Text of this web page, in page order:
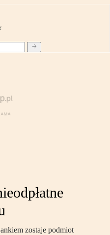
zostaje podmiot